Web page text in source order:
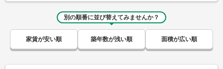
別の順番に並び替えてみませんか？
家賃が安い順 築年数が浅い順 面積が広い順